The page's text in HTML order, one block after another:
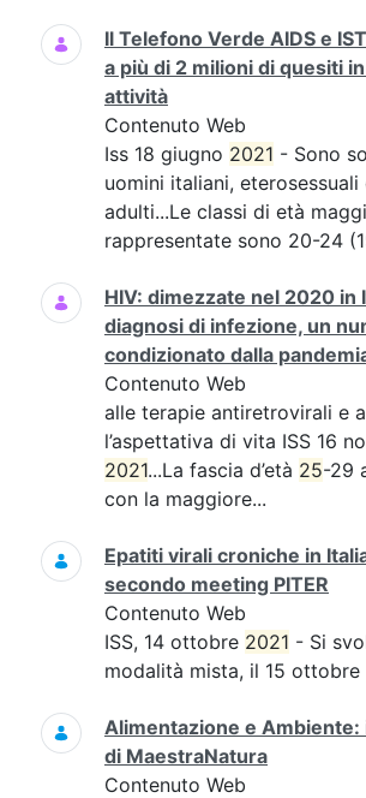
Il Telefono Verde AIDS e
a più di 2 milioni di quesiti
attività
Contenuto Web
Iss 18 giugno 2021 - Sono
uomini italiani, eterosessuali
adulti...Le classi di età
rappresentate sono 20-24
HIV: dimezzate nel 2020 in
diagnosi di infezione, un
condizionato dalla
Contenuto Web
alle terapie antiretrovirali e
l’aspettativa di vita ISS 16
2021...La fascia d’età 25-29
con la maggiore...
Epatiti virali croniche in
secondo meeting PITER
Contenuto Web
ISS, 14 ottobre 2021 - Si
modalità mista, il 15 ottobre
Alimentazione e
di MaestraNatura
Contenuto Web